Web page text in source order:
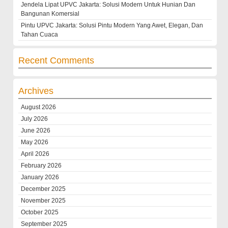
Jendela Lipat UPVC Jakarta: Solusi Modern Untuk Hunian Dan
Bangunan Komersial
Pintu UPVC Jakarta: Solusi Pintu Modern Yang Awet, Elegan, Dan
Tahan Cuaca
Recent Comments
Archives
August 2026
July 2026
June 2026
May 2026
April 2026
February 2026
January 2026
December 2025
November 2025
October 2025
September 2025